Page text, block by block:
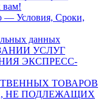
вам!
— Условия, Сроки,
данных
УСЛУГ
ЭКСПРЕСС-
ТОВАРОВ
НЕ ПОДЛЕЖАЩИХ